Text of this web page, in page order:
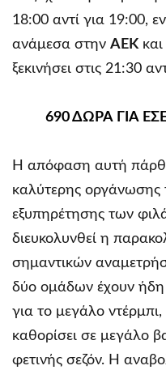
18:00 αντί για 19:00,
ανάμεσα στην ΑΕΚκαι
ξεκινήσει στις 21:30
690 ΔΩΡΑ ΓΙΑ
Η απόφαση αυτή
καλύτερης
εξυπηρέτησης των
διευκολυνθεί η
σημαντικών
δύο ομάδων έχουν ήδη
για το μεγάλο
καθορίσει σε μεγάλο
φετινής σεζόν. Η